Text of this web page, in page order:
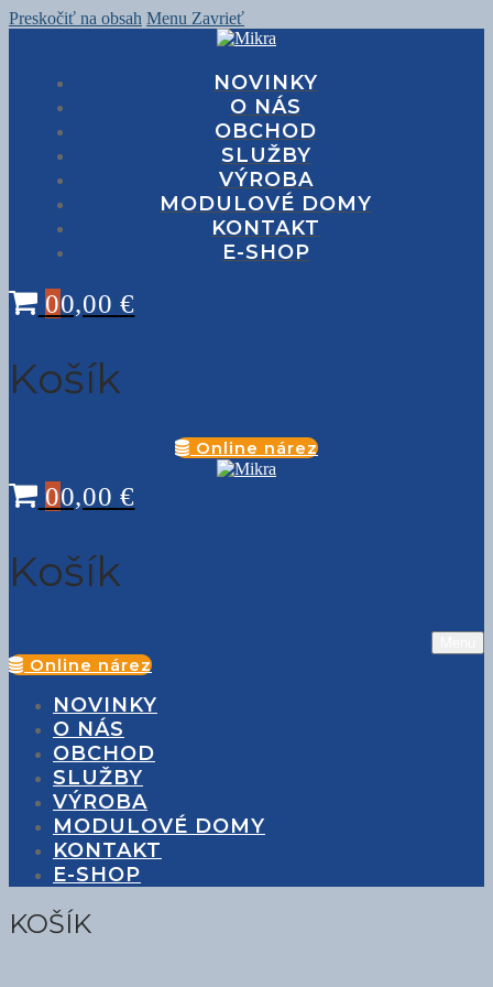
Preskočiť na obsah Menu Zavrieť
NOVINKY
O NÁS
OBCHOD
SLUŽBY
VÝROBA
MODULOVÉ DOMY
KONTAKT
E-SHOP
00,00 €
Košík
Online nárez
00,00 €
Košík
Online nárez
NOVINKY
O NÁS
OBCHOD
SLUŽBY
VÝROBA
MODULOVÉ DOMY
KONTAKT
E-SHOP
KOŠÍK